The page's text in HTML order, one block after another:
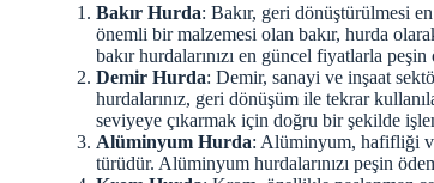
Bakır Hurda: Bakır, geri dönüştürülmesi
önemli bir malzemesi olan bakır, hurda
bakır hurdalarınızı en güncel fiyatlarla
Demir Hurda: Demir, sanayi ve inşaat
hurdalarınız, geri dönüşüm ile tekrar
seviyeye çıkarmak için doğru bir şekilde
Alüminyum Hurda: Alüminyum, hafifliği
türüdür. Alüminyum hurdalarınızı peşin